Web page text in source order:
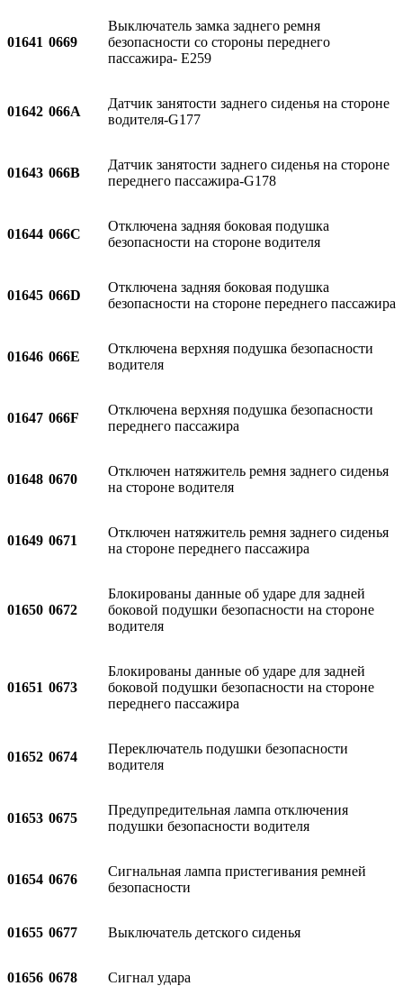
01641 0669
Выключатель замка заднего ремня
безопасности со стороны переднего
пассажира- E259
01642 066A
Датчик занятости заднего сиденья на стороне
водителя-G177
01643 066B
Датчик занятости заднего сиденья на стороне
переднего пассажира-G178
01644 066C
Отключена задняя боковая подушка
безопасности на стороне водителя
01645 066D
Отключена задняя боковая подушка
безопасности на стороне переднего пассажира
01646 066E
Отключена верхняя подушка безопасности
водителя
01647 066F
Отключена верхняя подушка безопасности
переднего пассажира
01648 0670
Отключен натяжитель ремня заднего сиденья
на стороне водителя
01649 0671
Отключен натяжитель ремня заднего сиденья
на стороне переднего пассажира
01650 0672
Блокированы данные об ударе для задней
боковой подушки безопасности на стороне
водителя
01651 0673
Блокированы данные об ударе для задней
боковой подушки безопасности на стороне
переднего пассажира
01652 0674
Переключатель подушки безопасности
водителя
01653 0675
Предупредительная лампа отключения
подушки безопасности водителя
01654 0676
Сигнальная лампа пристегивания ремней
безопасности
01655 0677 Выключатель детского сиденья
01656 0678 Сигнал удара